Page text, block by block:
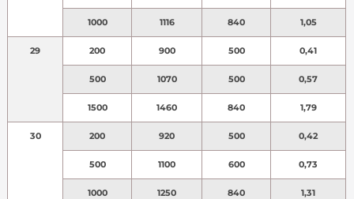
1000 1116 840 1,05
29 200 900 500 0,41
500 1070 500 0,57
1500 1460 840 1,79
30 200 920 500 0,42
500 1100 600 0,73
1000 1250 840 1,31